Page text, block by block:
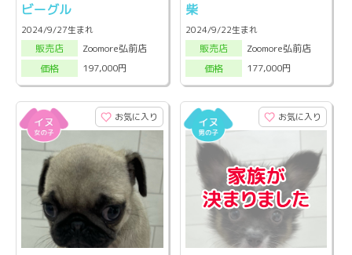
ビーグル
2024/9/27生まれ
販売店
Zoomore弘前店
価格
197,000円
柴
2024/9/22生まれ
販売店
Zoomore弘前店
価格
177,000円
お気に入り お気に入り